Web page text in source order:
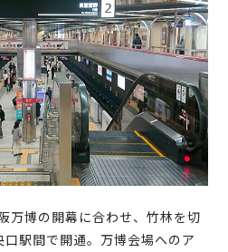
万博の開幕に合わせ、竹林を切
駅間で開通。万博会場へのア